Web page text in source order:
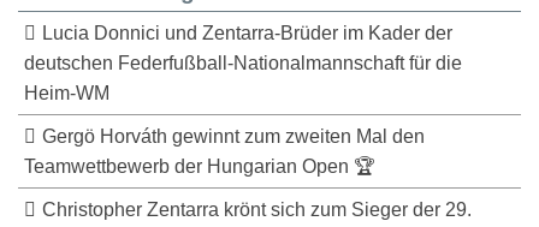
Lucia Donnici und Zentarra-Brüder im Kader der
deutschen Federfußball-Nationalmannschaft für die
Heim-WM
Gergö Horváth gewinnt zum zweiten Mal den
Teamwettbewerb der Hungarian Open 🏆
Christopher Zentarra krönt sich zum Sieger der 29.